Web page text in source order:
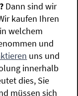
Dann sind wir
kaufen Ihren
welchem
und
uns und
innerhalb
dies, Sie
müssen sich